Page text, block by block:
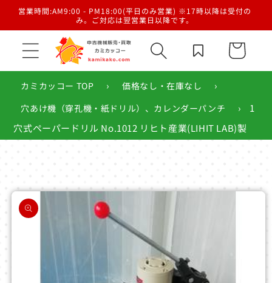
ンツに
営業時間:AM9:00 - PM18:00(平日のみ営業) ※17時以降は受付の
み。ご対応は翌営業日以降です。
カ
ー
カミカッコー TOP
› 価格なし・在庫なし ›
穴あけ機（穿孔機・紙ドリル）、カレンダーパンチ ›
1
穴式ペーパードリル No.1012 リヒト産業(LIHIT LAB)製
商品情
報にス
キップ